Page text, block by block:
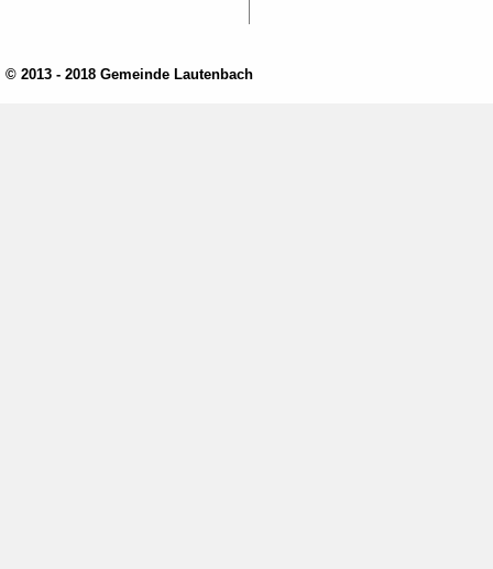
© 2013 - 2018 Gemeinde Lautenbach